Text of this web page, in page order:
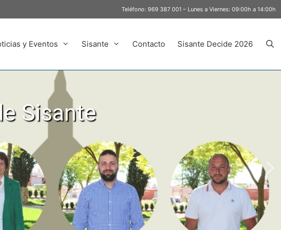
Teléfono: 969 387 001 – Lunes a Viernes: 09:00h a 14:00h
y Eventos Sisante Contacto Sisante Decide 2026
Sisante